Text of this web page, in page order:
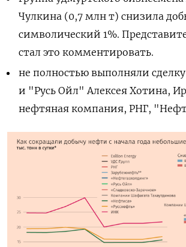
Чулкина (0,7 млн т) снизила
символический 1%.
стал это комментировать.
не полностью выполняли
и "Русь Ойл" Алексея Хотина,
нефтяная компания, РНГ,